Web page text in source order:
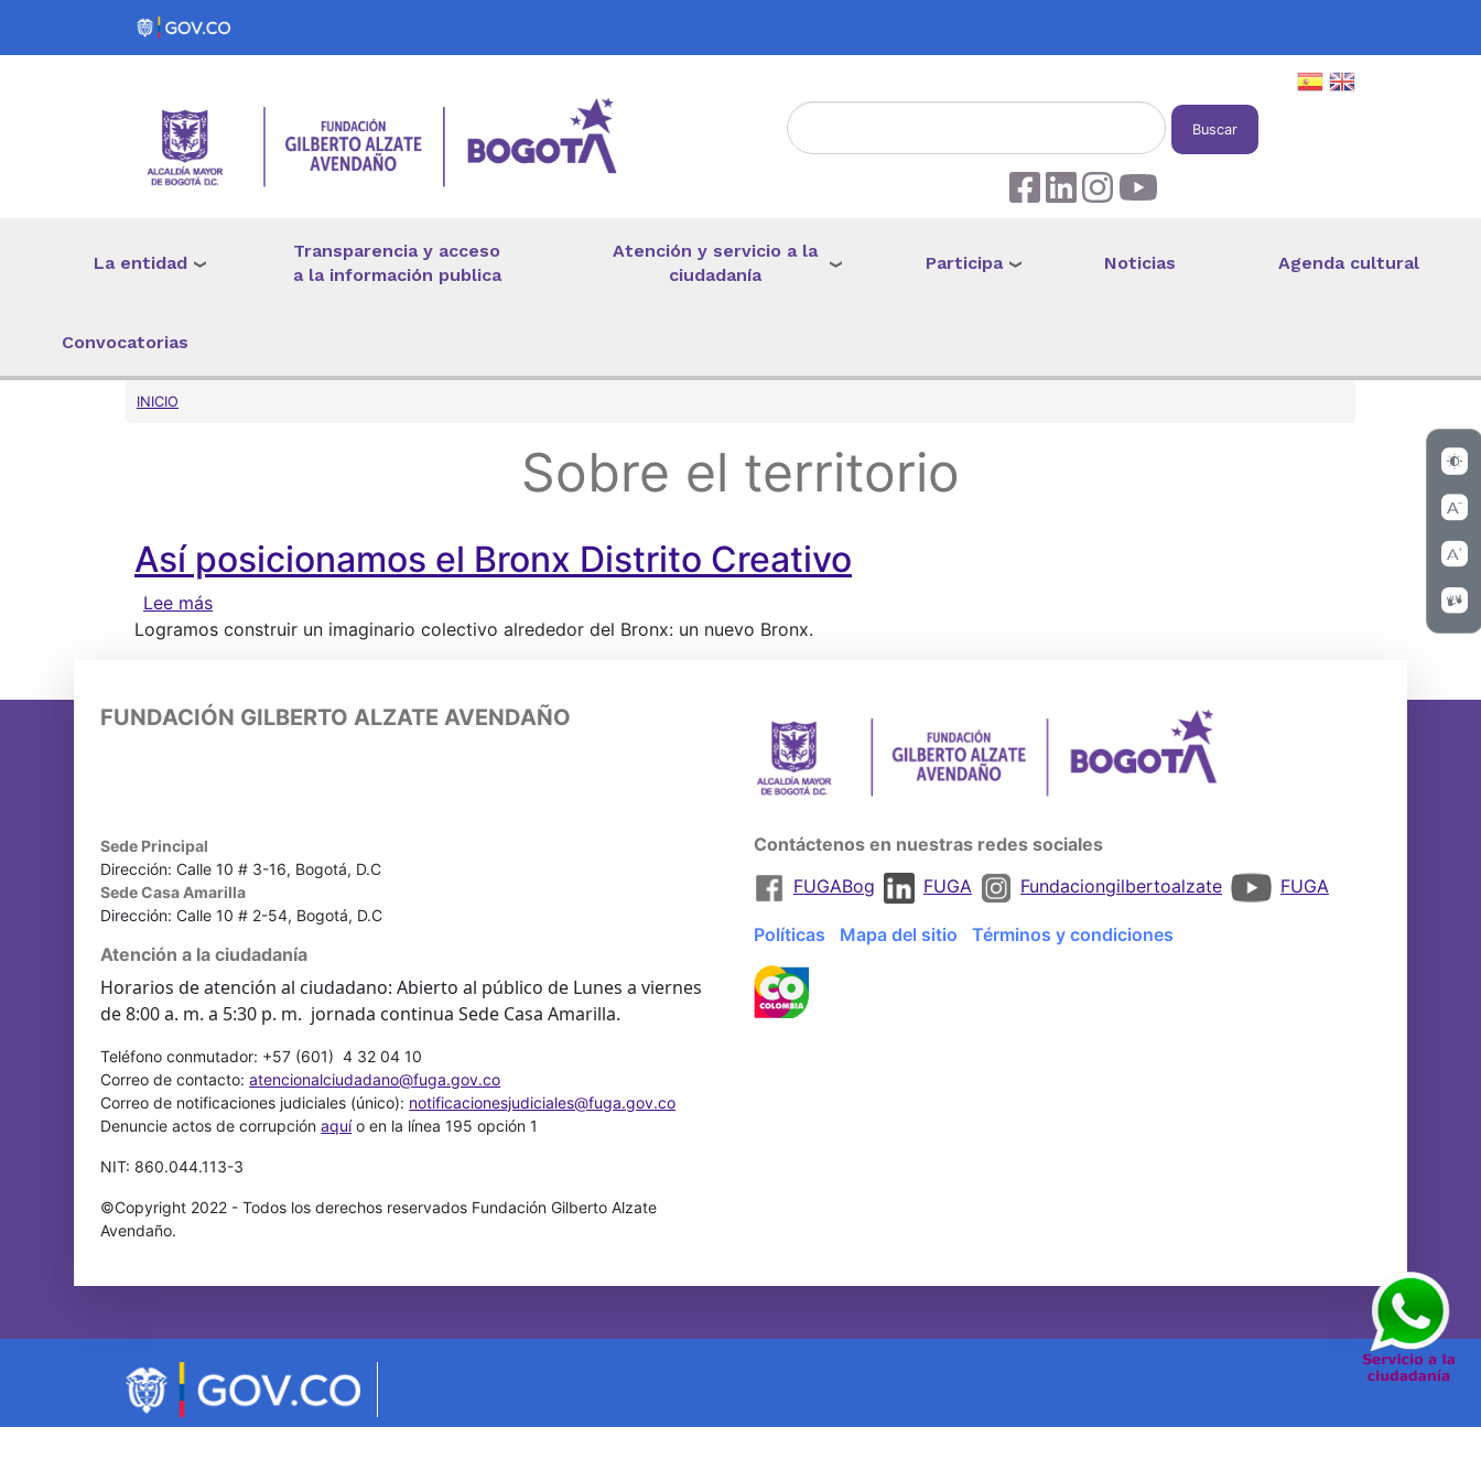
Pasar al contenido principal
Buscar
La entidad
Transparencia y acceso
a la información publica
Atención y servicio a la
ciudadanía
Participa Noticias Agenda cultural
Convocatorias
Sobrescribir enlaces de ayuda a la navegación
INICIO
Sobre el territorio
Así posicionamos el Bronx Distrito Creativo
Lee mássobre Así posicionamos el Bronx Distrito Creativo
Logramos construir un imaginario colectivo alrededor del Bronx: un nuevo Bronx.
FUNDACIÓN GILBERTO ALZATE AVENDAÑO
Sede Principal
Dirección: Calle 10 # 3-16, Bogotá, D.C
Sede Casa Amarilla
Dirección: Calle 10 # 2-54, Bogotá, D.C
Atención a la ciudadanía
Horarios de atención al ciudadano: Abierto al público de Lunes a viernes
de 8:00 a. m. a 5:30 p. m. jornada continua Sede Casa Amarilla.
Teléfono conmutador: +57 (601) 4 32 04 10
Correo de contacto:atencionalciudadano@fuga.gov.co
Correo de notificaciones judiciales (único): notificacionesjudiciales@fuga.gov.co
Denuncie actos de corrupciónaquío en la línea 195 opción 1
NIT: 860.044.113-3
©Copyright 2022 - Todos los derechos reservados Fundación Gilberto Alzate
Avendaño.
Contáctenos en nuestras redes sociales
FUGABog
FUGA Fundaciongilbertoalzate FUGA
Políticas Mapa del sitio Términos y condiciones